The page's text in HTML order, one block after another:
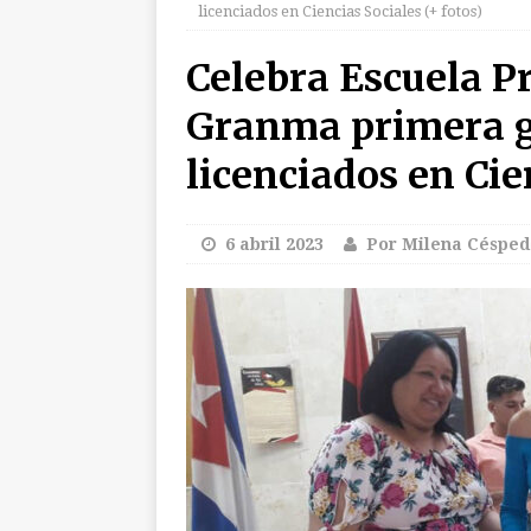
[ 6 agosto 2026 ]
[ 6 agosto 2026 ]
[ 6 agosto 2026 ]
[ 6 agosto 2026 ]
Mola al
licenciados en Ciencias Sociales (+ fotos)
Celebra Escuela
Granma primera
licenciados en
6 abril 2023 Por Milena